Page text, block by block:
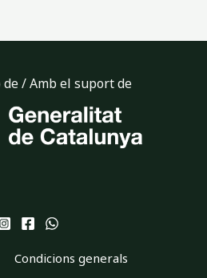
de / Amb el suport de
Condicions generals